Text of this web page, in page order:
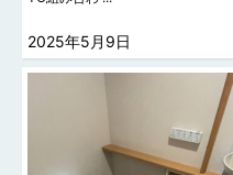
2025年5月9日